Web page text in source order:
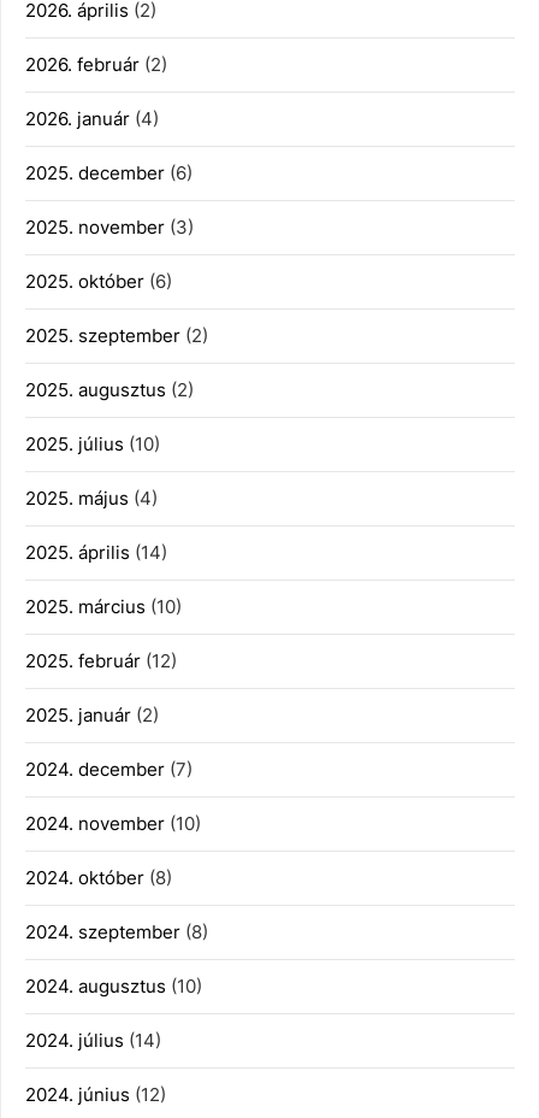
2026. április (2)
2026. február (2)
2026. január (4)
2025. december (6)
2025. november (3)
2025. október (6)
2025. szeptember (2)
2025. augusztus (2)
2025. július (10)
2025. május (4)
2025. április (14)
2025. március (10)
2025. február (12)
2025. január (2)
2024. december (7)
2024. november (10)
2024. október (8)
2024. szeptember (8)
2024. augusztus (10)
2024. július (14)
2024. június (12)